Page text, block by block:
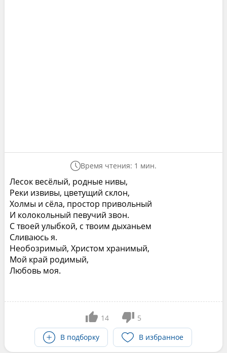
Время чтения: 1 мин.
Лесок весёлый, родные нивы,
Реки извивы, цветущий склон,
Холмы и сёла, простор привольный
И колокольный певучий звон.
С твоей улыбкой, с твоим дыханьем
Сливаюсь я.
Необозримый, Христом хранимый,
Мой край родимый,
Любовь моя.
14
5
В подборку
В избранное